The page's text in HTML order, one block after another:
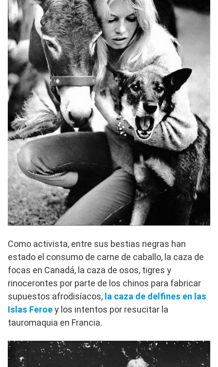
Como activista, entre sus bestias negras han
estado el consumo de carne de caballo, la caza de
focas en Canadá, la caza de osos, tigres y
rinocerontes por parte de los chinos para fabricar
supuestos afrodisíacos, la caza de delfines en las
Islas Feroey los intentos por resucitar la
tauromaquia en Francia.